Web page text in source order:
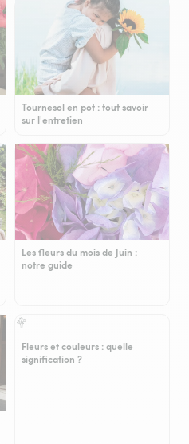
Tournesol en pot : tout savoir
sur l'entretien
Les fleurs du mois de Juin :
notre guide
Fleurs et couleurs : quelle
signification ?